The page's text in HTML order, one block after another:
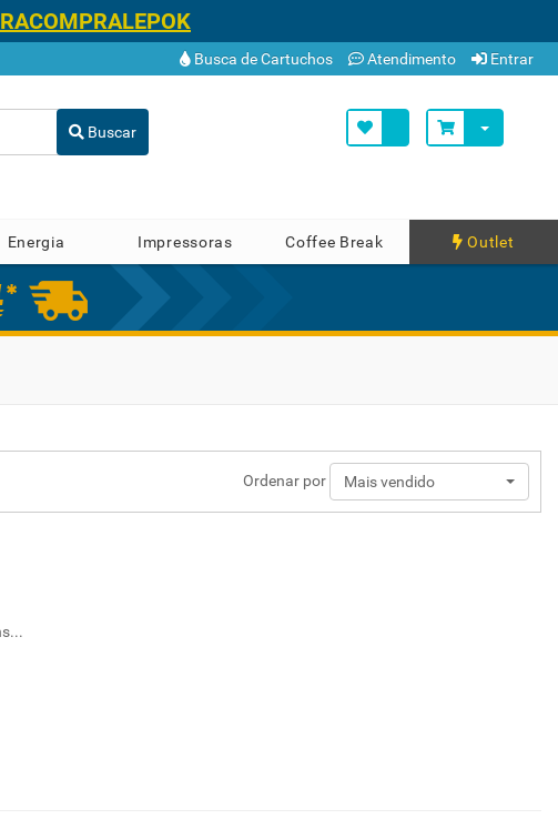
Busca de Cartuchos Atendimento Entrar
Buscar
Energia Impressoras Coffee Break Outlet
Ordenar por Mais vendido